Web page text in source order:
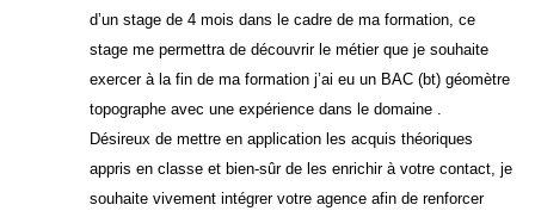
d’un stage de 4 mois dans le cadre de ma formation, ce
stage me permettra de découvrir le métier que je souhaite
exercer à la fin de ma formation j’ai eu un BAC (bt) géomètre
topographe avec une expérience dans le domaine .
Désireux de mettre en application les acquis théoriques
appris en classe et bien-sûr de les enrichir à votre contact, je
souhaite vivement intégrer votre agence afin de renforcer